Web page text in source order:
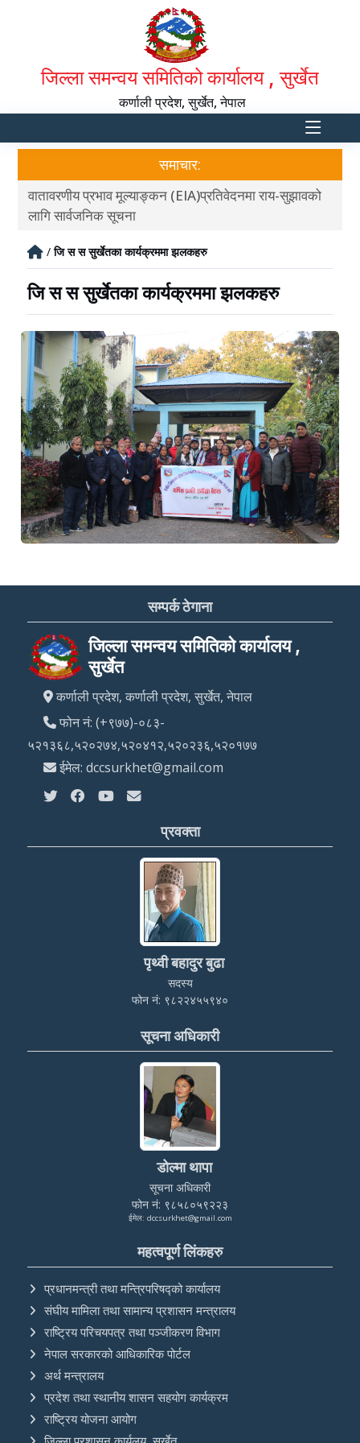
जिल्ला समन्वय समितिको कार्यालय , सुर्खेत
कर्णाली प्रदेश, सुर्खेत, नेपाल
समाचार:
वातावरणीय प्रभाव मूल्याङ्कन (EIA)प्रतिवेदनमा राय-सुझावको
लागि सार्वजनिक सूचना
/जि स स सुर्खेतका कार्यक्रममा झलकहरु
जि स स सुर्खेतका कार्यक्रममा झलकहरु
सम्पर्क ठेगाना
जिल्ला समन्वय समितिको कार्यालय ,
सुर्खेत
कर्णाली प्रदेश, कर्णाली प्रदेश, सुर्खेत, नेपाल
फोन नं: (+९७७)-०८३-
५२१३६८,५२०२७४,५२०४१२,५२०२३६,५२०१७७
ईमेल: dccsurkhet@gmail.com
प्रवक्ता
पृथ्वी बहादुर बुढा
सदस्य
फोन नं: ९८२२४५५९४०
सूचना अधिकारी
डोल्मा थापा
सूचना अधिकारी
फोन नं: ९८५८०५९२२३
ईमेल: dccsurkhet@gmail.com
महत्वपूर्ण लिंकहरु
प्रधानमन्त्री तथा मन्त्रिपरिषद्को कार्यालय
संघीय मामिला तथा सामान्य प्रशासन मन्त्रालय
राष्ट्रिय परिचयपत्र तथा पञ्‍जीकरण विभाग
नेपाल सरकारको आधिकारिक पोर्टल
अर्थ मन्त्रालय
प्रदेश तथा स्थानीय शासन सहयोग कार्यक्रम
राष्ट्रिय योजना आयोग